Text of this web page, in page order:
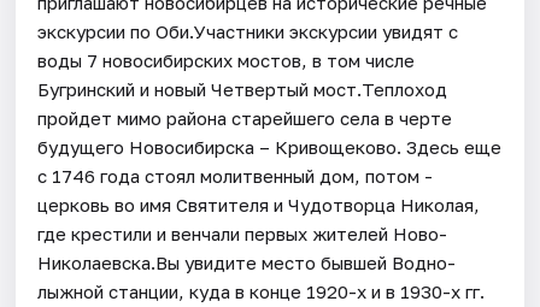
экскурсии по Оби.Участники экскурсии увидят с
воды 7 новосибирских мостов, в том числе
Бугринский и новый Четвертый мост.Теплоход
пройдет мимо района старейшего села в черте
будущего Новосибирска – Кривощеково. Здесь еще
с 1746 года стоял молитвенный дом, потом -
церковь во имя Святителя и Чудотворца Николая,
где крестили и венчали первых жителей Ново-
Николаевска.Вы увидите место бывшей Водно-
лыжной станции, куда в конце 1920-х и в 1930-х гг.